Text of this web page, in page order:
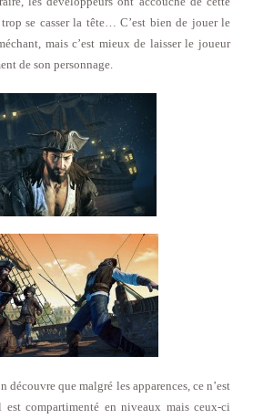
se casser la tête… C’est bien de jouer le
mais c’est mieux de laisser le joueur
de son personnage.
découvre que malgré les apparences, ce n’est
compartimenté en niveaux mais ceux-ci